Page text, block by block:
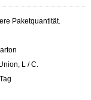
Paketquantität.
L / C.